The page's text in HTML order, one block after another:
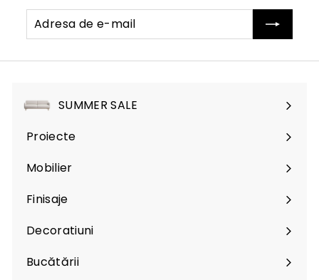
Adresa
de
mail
Abonati-
va
SUMMER SALE
Proiecte
Mobilier
Expand
submenu
Finisaje
Expand
submenu
Decoratiuni
Expand
submenu
Bucătării